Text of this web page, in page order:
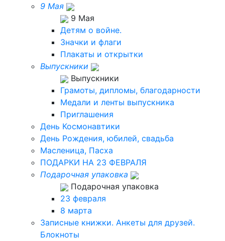
9 Мая
9 Мая
Детям о войне.
Значки и флаги
Плакаты и открытки
Выпускники
Выпускники
Грамоты, дипломы, благодарности
Медали и ленты выпускника
Приглашения
День Космонавтики
День Рождения, юбилей, свадьба
Масленица, Пасха
ПОДАРКИ НА 23 ФЕВРАЛЯ
Подарочная упаковка
Подарочная упаковка
23 февраля
8 марта
Записные книжки. Анкеты для друзей.
Блокноты